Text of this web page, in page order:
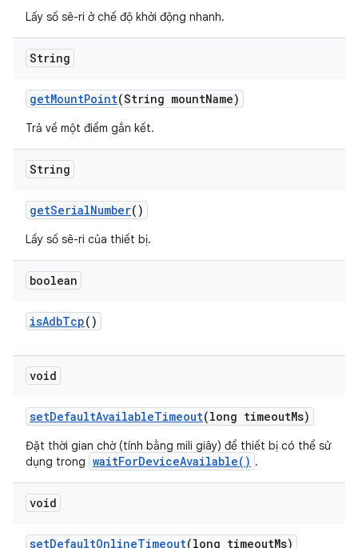
Lấy số sê-ri ở chế độ khởi động nhanh.
String
getMountPoint(String mountName)
Trả về một điểm gắn kết.
String
getSerialNumber()
Lấy số sê-ri của thiết bị.
boolean
isAdbTcp()
void
setDefaultAvailableTimeout(long timeoutMs)
Đặt thời gian chờ (tính bằng mili giây) để thiết bị có thể sử
dụng trong waitForDeviceAvailable() .
void
setDefaultOnlineTimeout(long timeoutMs)